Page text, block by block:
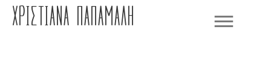
ΧΡΙΣΤΙΆΝΑ ΠΑΠΑΜΆΛΗ